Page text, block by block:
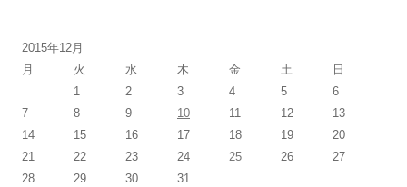
2015年12月
月
火 水 木 金 土
日
1
2 3 4 5
6
7
8 9 10 11 12
13
14
15 16 17 18 19
20
21
22 23 24 25 26
27
28
29 30
31